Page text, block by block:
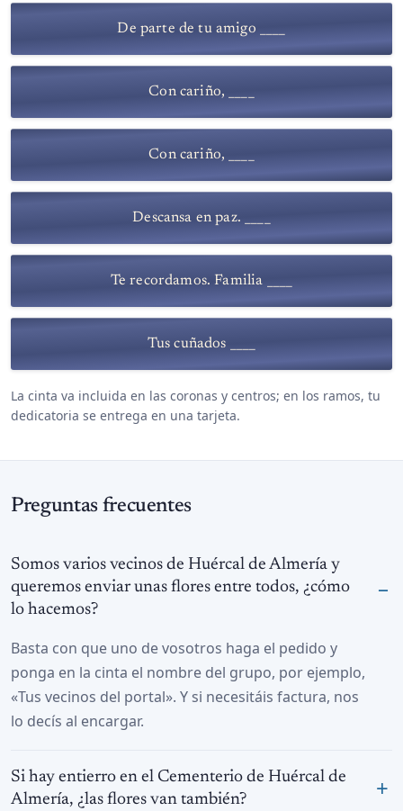
De parte de tu amigo ____
Con cariño, ____
Con cariño, ____
Descansa en paz. ____
Te recordamos. Familia ____
Tus cuñados ____
La cinta va incluida en las coronas y centros; en los ramos, tu
dedicatoria se entrega en una tarjeta.
Preguntas frecuentes
Somos varios vecinos de Huércal de Almería y
queremos enviar unas flores entre todos, ¿cómo
lo hacemos?
Basta con que uno de vosotros haga el pedido y
ponga en la cinta el nombre del grupo, por ejemplo,
«Tus vecinos del portal». Y si necesitáis factura, nos
lo decís al encargar.
Si hay entierro en el Cementerio de Huércal de
Almería, ¿las flores van también?